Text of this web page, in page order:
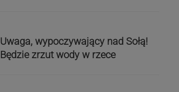
Uwaga, wypoczywający nad Sołą!
Będzie zrzut wody w rzece